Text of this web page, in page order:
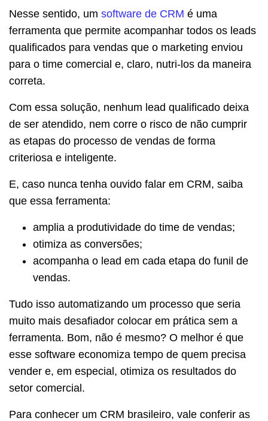
Nesse sentido, um software de CRM é uma
ferramenta que permite acompanhar todos os leads
qualificados para vendas que o marketing enviou
para o time comercial e, claro, nutri-los da maneira
correta.
Com essa solução, nenhum lead qualificado deixa
de ser atendido, nem corre o risco de não cumprir
as etapas do processo de vendas de forma
criteriosa e inteligente.
E, caso nunca tenha ouvido falar em CRM, saiba
que essa ferramenta:
amplia a produtividade do time de vendas;
otimiza as conversões;
acompanha o lead em cada etapa do funil de
vendas.
Tudo isso automatizando um processo que seria
muito mais desafiador colocar em prática sem a
ferramenta. Bom, não é mesmo? O melhor é que
esse software economiza tempo de quem precisa
vender e, em especial, otimiza os resultados do
setor comercial.
Para conhecer um CRM brasileiro, vale conferir as